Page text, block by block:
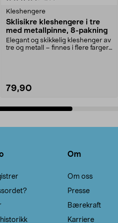
Kleshengere
Sklisikre kleshengere i tre
med metallpinne, 8-pakning
Elegant og skikkelig kleshenger av
tre og metall – finnes i flere farger.
79,90
Om
Om oss
Presse
Bærekraft
Karriere